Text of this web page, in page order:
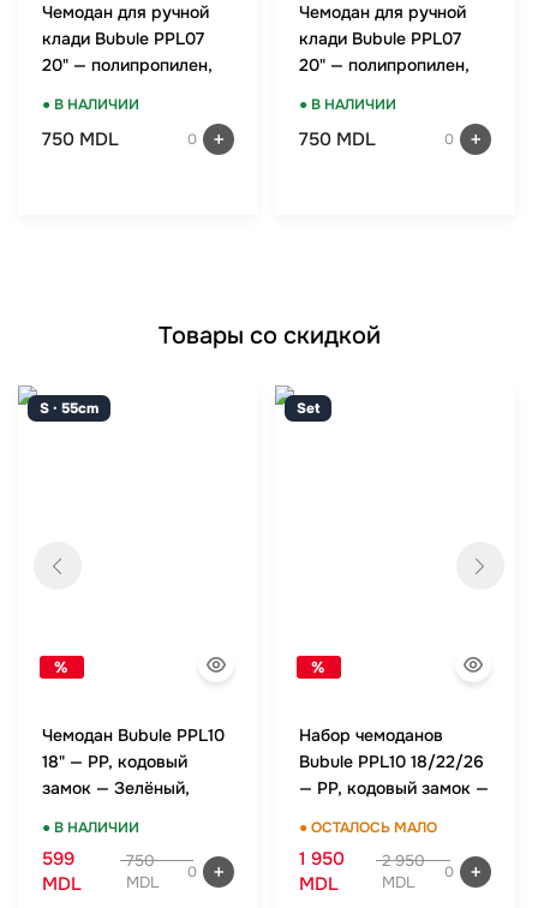
Чемодан для ручной
клади Bubule PPL07
20" — полипропилен,
● В НАЛИЧИИ
750 MDL 0
Чемодан для ручной
клади Bubule PPL07
20" — полипропилен,
● В НАЛИЧИИ
750 MDL 0
Товары со скидкой
S · 55cm
%
Чемодан Bubule PPL10
18" — PP, кодовый
замок — Зелёный,
● В НАЛИЧИИ
599
MDL
750
MDL
0
Set
%
Набор чемоданов
Bubule PPL10 18/22/26
— PP, кодовый замок —
● ОСТАЛОСЬ МАЛО
1 950
MDL
2 950
MDL
0